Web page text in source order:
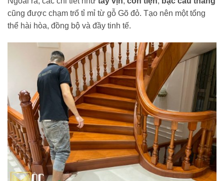
cũng được chạm trổ tỉ mỉ từ gỗ Gõ đỏ. Tạo nên một tổng
thể hài hòa, đồng bộ và đầy tinh tế.